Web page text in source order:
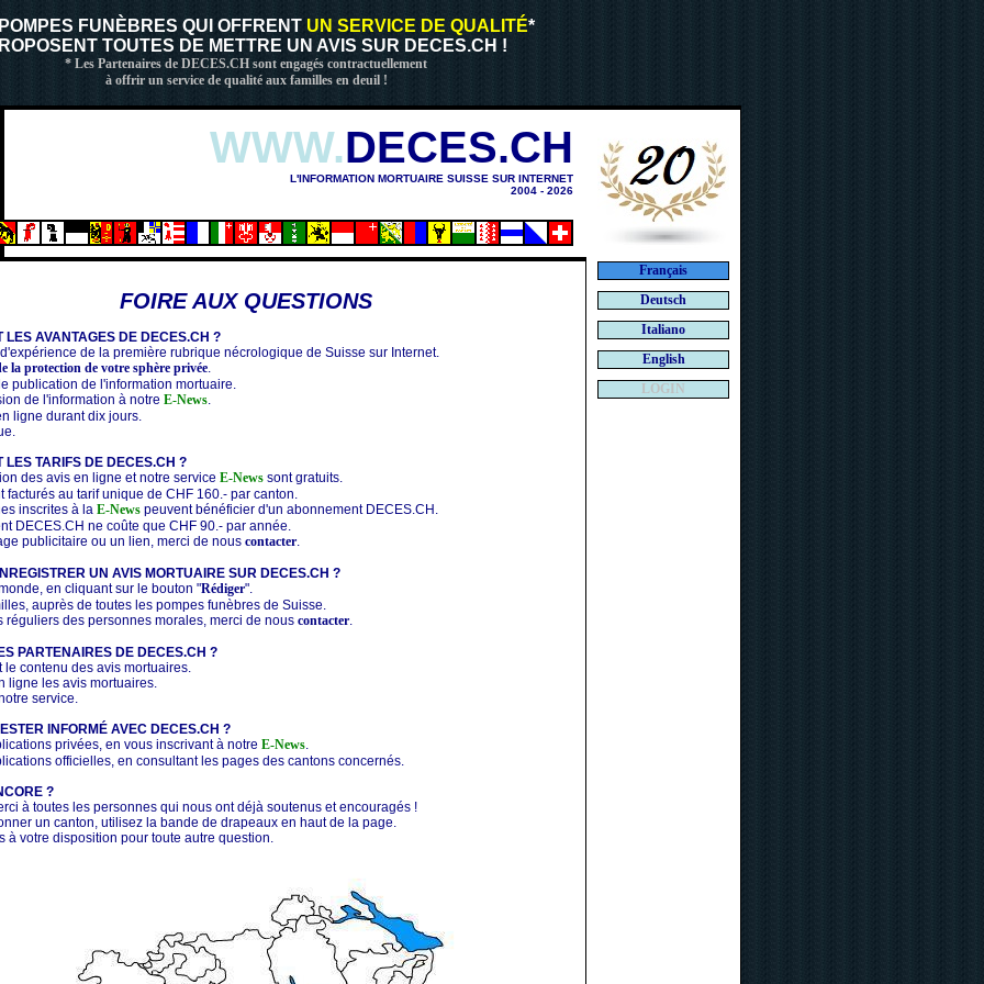
FUNÈBRES QUI OFFRENT UN SERVICE DE QUALITÉ*
TOUTES DE METTRE UN AVIS SUR DECES.CH !
* Les Partenaires de DECES.CH sont engagés contractuellement
à offrir un service de qualité aux familles en deuil !
WWW.DECES.CH
L'INFORMATION MORTUAIRE SUISSE SUR INTERNET
2004 - 2026
FOIRE AUX QUESTIONS
LES AVANTAGES DE DECES.CH ?
de la première rubrique nécrologique de Suisse sur Internet.
la protection de votre sphère privée.
publication de l'information mortuaire.
de l'information à notre E-News.
ligne durant dix jours.
LES TARIFS DE DECES.CH ?
des avis en ligne et notre service E-News sont gratuits.
facturés au tarif unique de CHF 160.- par canton.
inscrites à la E-News peuvent bénéficier d'un abonnement DECES.CH.
DECES.CH ne coûte que CHF 90.- par année.
publicitaire ou un lien, merci de nous contacter.
UN AVIS MORTUAIRE SUR DECES.CH ?
en cliquant sur le bouton "Rédiger".
auprès de toutes les pompes funèbres de Suisse.
réguliers des personnes morales, merci de nous contacter.
PARTENAIRES DE DECES.CH ?
le contenu des avis mortuaires.
ligne les avis mortuaires.
service.
INFORMÉ AVEC DECES.CH ?
privées, en vous inscrivant à notre E-News.
officielles, en consultant les pages des cantons concernés.
?
à toutes les personnes qui nous ont déjà soutenus et encouragés !
un canton, utilisez la bande de drapeaux en haut de la page.
à votre disposition pour toute autre question.
Français
Deutsch
Italiano
English
LOGIN